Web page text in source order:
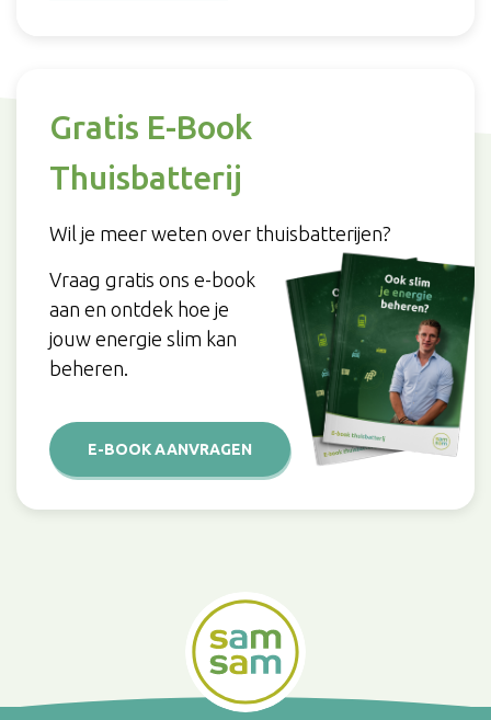
Gratis E-Book
Thuisbatterij
Wil je meer weten over thuisbatterijen?
Vraag gratis ons e-book
aan en ontdek hoe je
jouw energie slim kan
beheren.
E-BOOK AANVRAGEN